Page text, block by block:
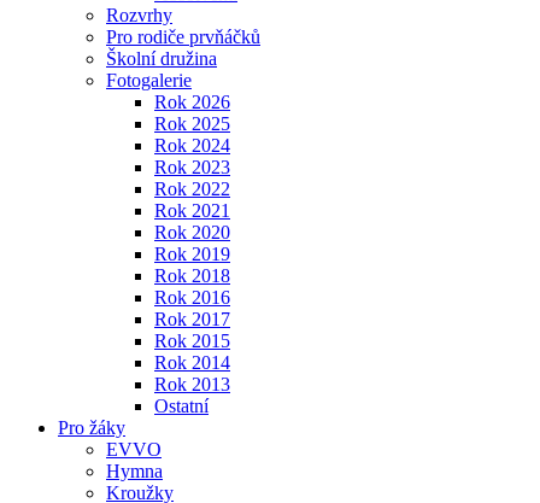
Rozvrhy
Pro rodiče prvňáčků
Školní družina
Fotogalerie
Rok 2026
Rok 2025
Rok 2024
Rok 2023
Rok 2022
Rok 2021
Rok 2020
Rok 2019
Rok 2018
Rok 2016
Rok 2017
Rok 2015
Rok 2014
Rok 2013
Ostatní
Pro žáky
EVVO
Hymna
Kroužky